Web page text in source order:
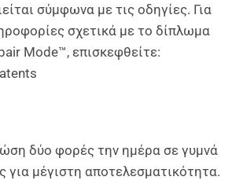
σύμφωνα με τις οδηγίες. Για
σχετικά με το δίπλωμα
Mode™, επισκεφθείτε:
δύο φορές την ημέρα σε γυμνά
για μέγιστη αποτελεσματικότητα.